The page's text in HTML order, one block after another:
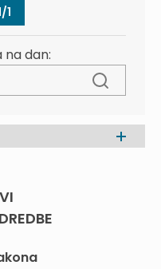
1
dan: